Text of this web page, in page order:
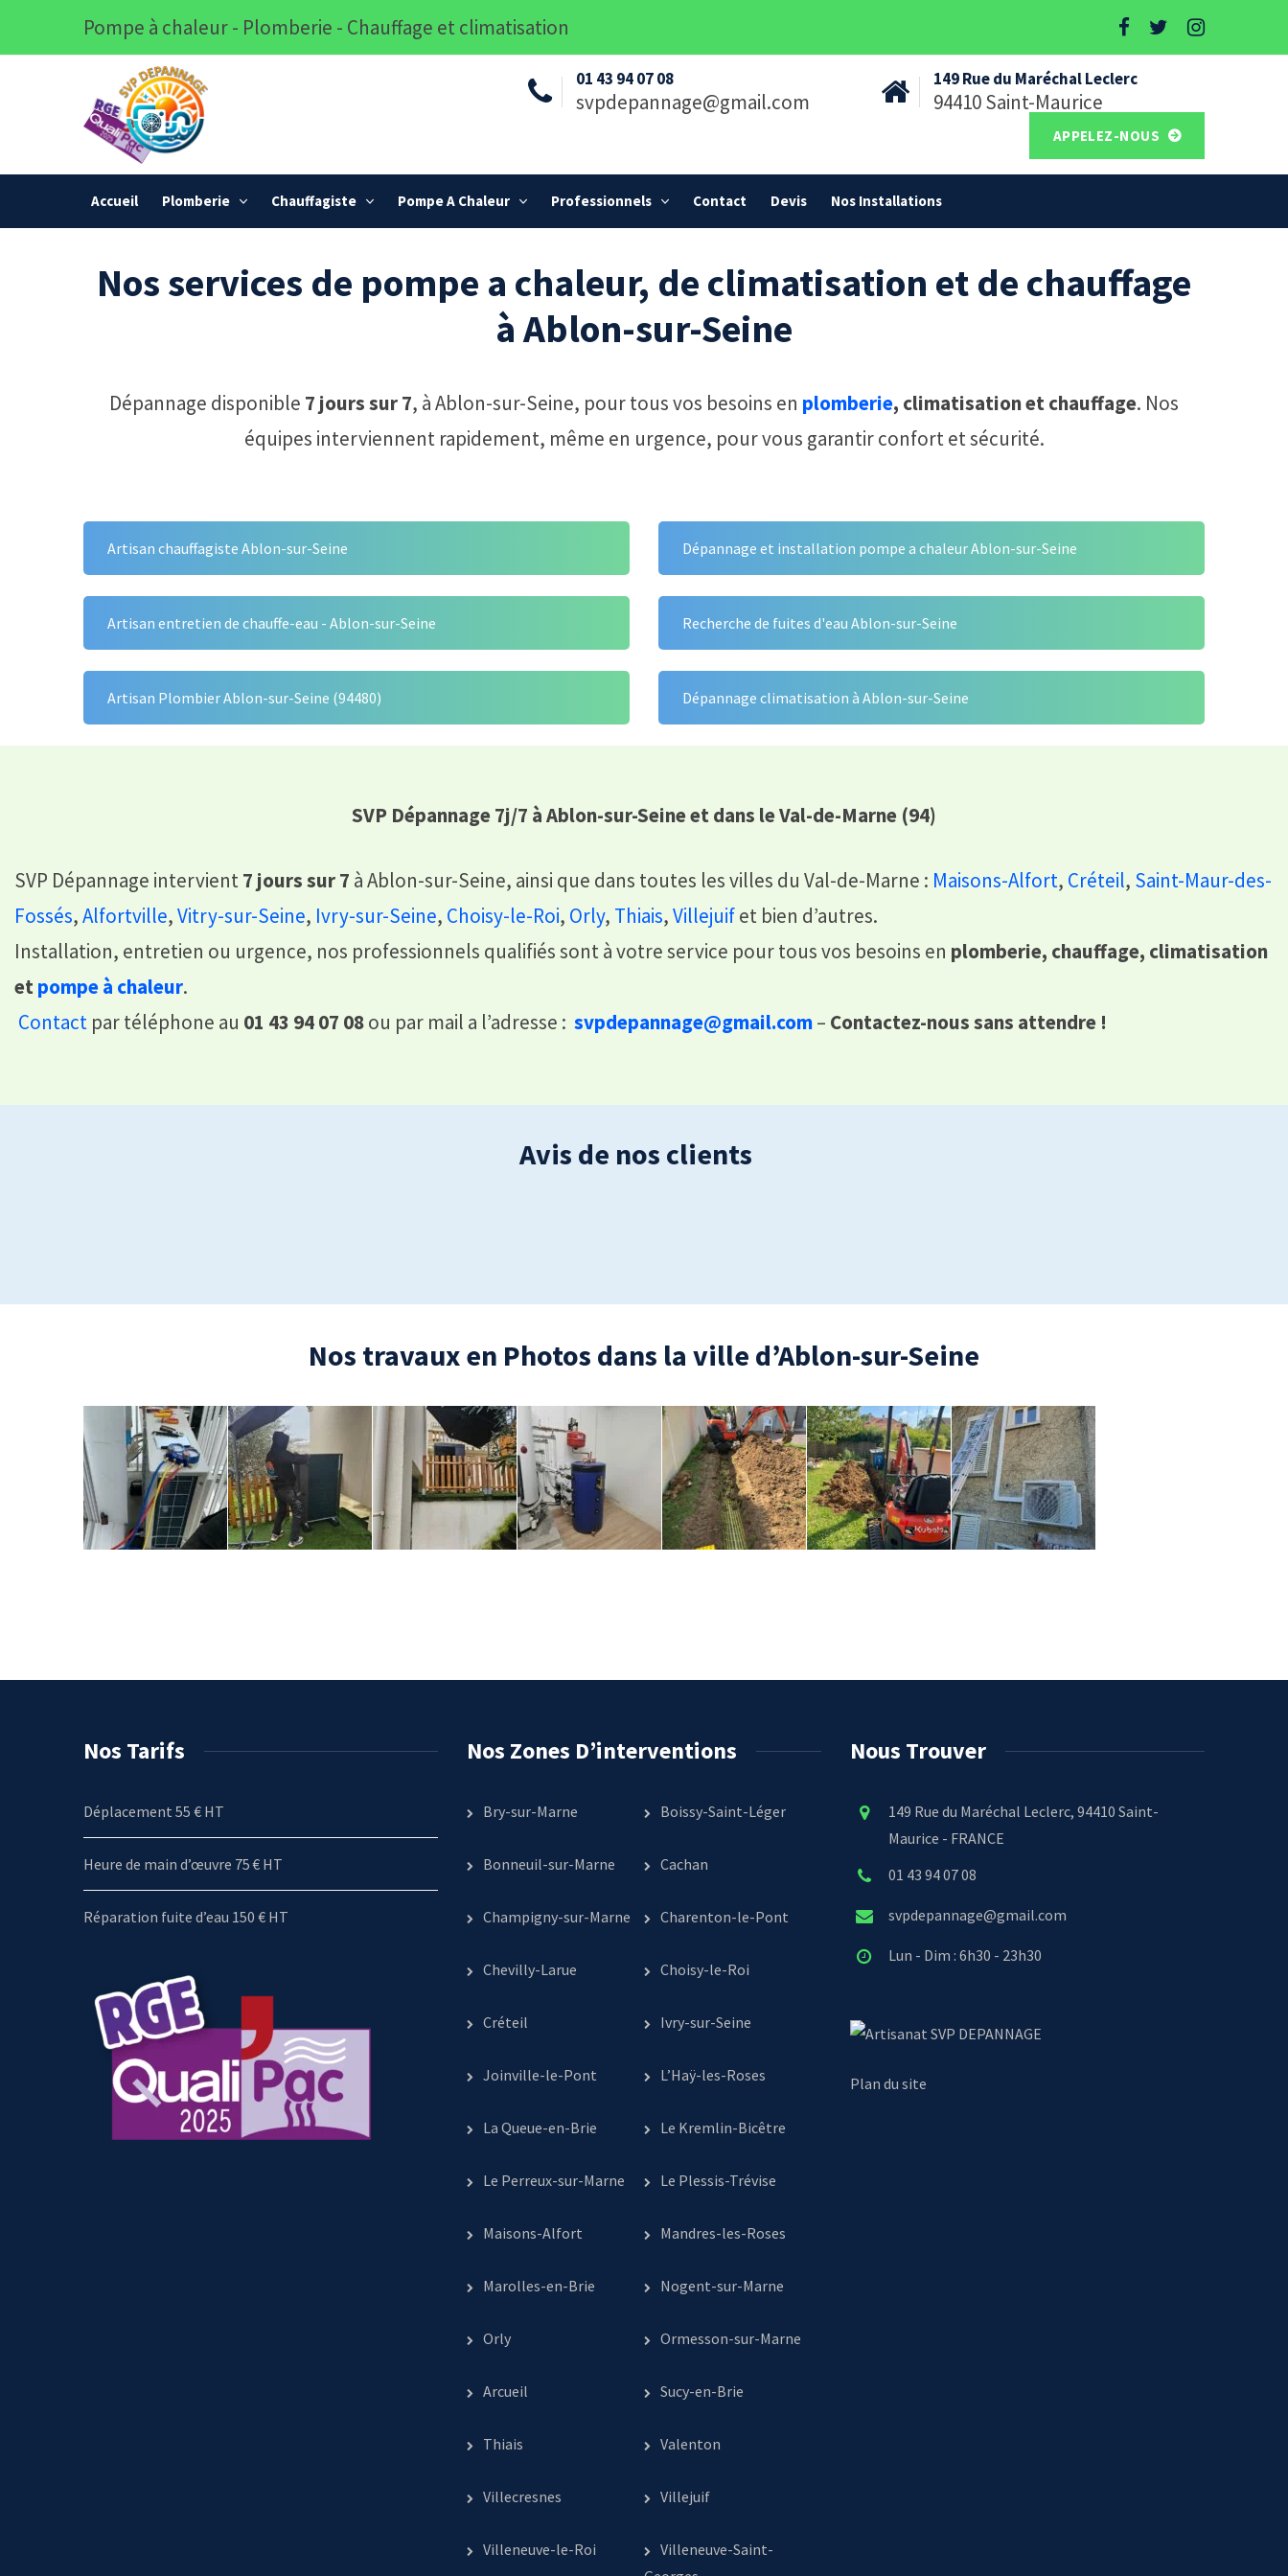
Pompe à chaleur - Plomberie - Chauffage et climatisation
01 43 94 07 08
svpdepannage@gmail.com
149 Rue du Maréchal Leclerc
94410 Saint-Maurice
APPELEZ-NOUS
Accueil Plomberie Chauffagiste Pompe A Chaleur Professionnels Contact Devis Nos Installations
Nos services de pompe a chaleur, de climatisation et de chauffage
à Ablon-sur-Seine
Dépannage disponible 7 jours sur 7, à Ablon-sur-Seine, pour tous vos besoins en plomberie, climatisation et chauffage. Nos
équipes interviennent rapidement, même en urgence, pour vous garantir confort et sécurité.
Artisan chauffagiste Ablon-sur-Seine
Artisan entretien de chauffe-eau - Ablon-sur-Seine
Artisan Plombier Ablon-sur-Seine (94480)
Dépannage et installation pompe a chaleur Ablon-sur-Seine
Recherche de fuites d'eau Ablon-sur-Seine
Dépannage climatisation à Ablon-sur-Seine
SVP Dépannage 7j/7 à Ablon-sur-Seine et dans le Val-de-Marne (94)
SVP Dépannage intervient7 jours sur 7 à Ablon-sur-Seine, ainsi que dans toutes les villes du Val-de-Marne : Maisons-Alfort, Créteil, Saint-Maur-des-
Fossés,Alfortville,Vitry-sur-Seine, Ivry-sur-Seine, Choisy-le-Roi, Orly, Thiais,Villejuifet bien d’autres.
Installation, entretien ou urgence, nos professionnels qualifiés sont à votre service pour tous vos besoins en plomberie, chauffage, climatisation
etpompe à chaleur.
Contact par téléphone au 01 43 94 07 08ou par mail a l’adresse : svpdepannage@gmail.com– Contactez-nous sans attendre !
Avis de nos clients
Nos travaux en Photos dans la ville d’Ablon-sur-Seine
Nos Tarifs
Déplacement 55 € HT
Heure de main d’œuvre 75 € HT
Réparation fuite d’eau 150 € HT
Nos Zones D’interventions
Bry-sur-Marne Boissy-Saint-Léger
Bonneuil-sur-Marne Cachan
Champigny-sur-Marne Charenton-le-Pont
Chevilly-Larue Choisy-le-Roi
Créteil Ivry-sur-Seine
Joinville-le-Pont L’Haÿ-les-Roses
La Queue-en-Brie Le Kremlin-Bicêtre
Le Perreux-sur-Marne Le Plessis-Trévise
Maisons-Alfort Mandres-les-Roses
Marolles-en-Brie Nogent-sur-Marne
Orly Ormesson-sur-Marne
Arcueil Sucy-en-Brie
Thiais Valenton
Villecresnes Villejuif
Villeneuve-le-Roi
Villeneuve-Saint-
Nous Trouver
149 Rue du Maréchal Leclerc, 94410 Saint-
Maurice - FRANCE
01 43 94 07 08
svpdepannage@gmail.com
Lun - Dim : 6h30 - 23h30
SVP DEPANNAGE
Plan du site